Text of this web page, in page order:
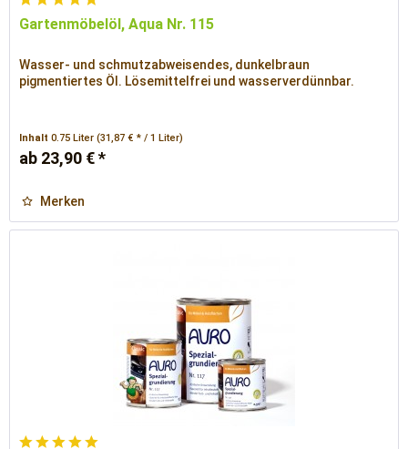
Gartenmöbelöl, Aqua Nr. 115
Wasser- und schmutzabweisendes, dunkelbraun
pigmentiertes Öl. Lösemittelfrei und wasserverdünnbar.
Inhalt0.75 Liter(31,87 € * / 1 Liter)
ab 23,90 € *
Merken